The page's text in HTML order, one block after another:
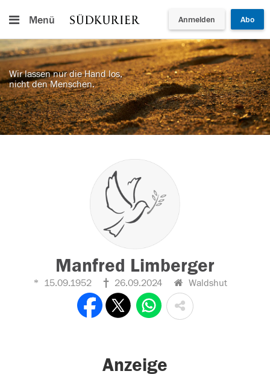
Menü Anmelden Abo
Wir lassen nur die Hand los,
nicht den Menschen.
Manfred Limberger
15.09.1952 26.09.2024 Waldshut
Anzeige